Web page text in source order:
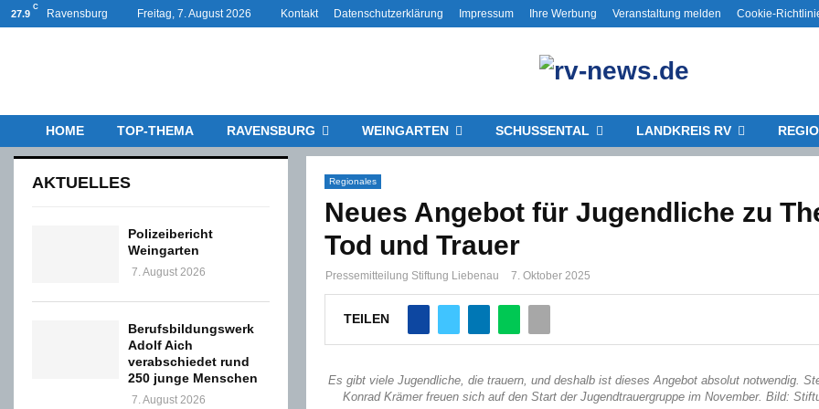
27.9
C
Ravensburg Freitag, 7. August 2026 Kontakt Datenschutzerklärung Impressum Ihre Werbung Veranstaltung melden Cookie-
HOME TOP-THEMA RAVENSBURG WEINGARTEN SCHUSSENTAL LANDKREIS RV
Regionales
Neues Angebot für Jugendliche zu
Tod und Trauer
Pressemitteilung Stiftung Liebenau 7. Oktober 2025
TEILEN
Es gibt viele Jugendliche, die trauern, und deshalb ist dieses Angebot absolut notwendig.
Konrad Krämer freuen sich auf den Start der Jugendtrauergruppe im November. Bild:
AKTUELLES
Polizeibericht
Weingarten
7. August 2026
Berufsbildungswerk
Adolf Aich
verabschiedet rund
250 junge Menschen
7. August 2026